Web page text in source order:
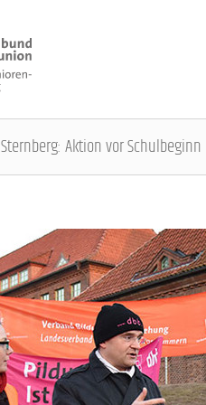
Sternberg: Aktion vor Schulbeginn